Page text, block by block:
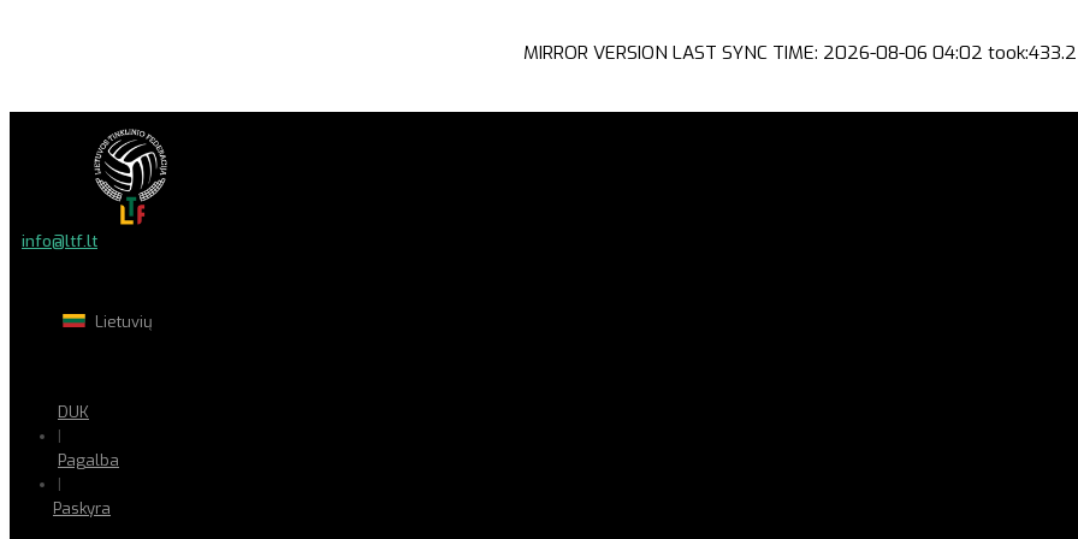
MIRROR VERSION LAST SYNC TIME: 2026-08-06 04:02
info@ltf.lt
Lietuvių
DUK
|
Pagalba
|
Paskyra